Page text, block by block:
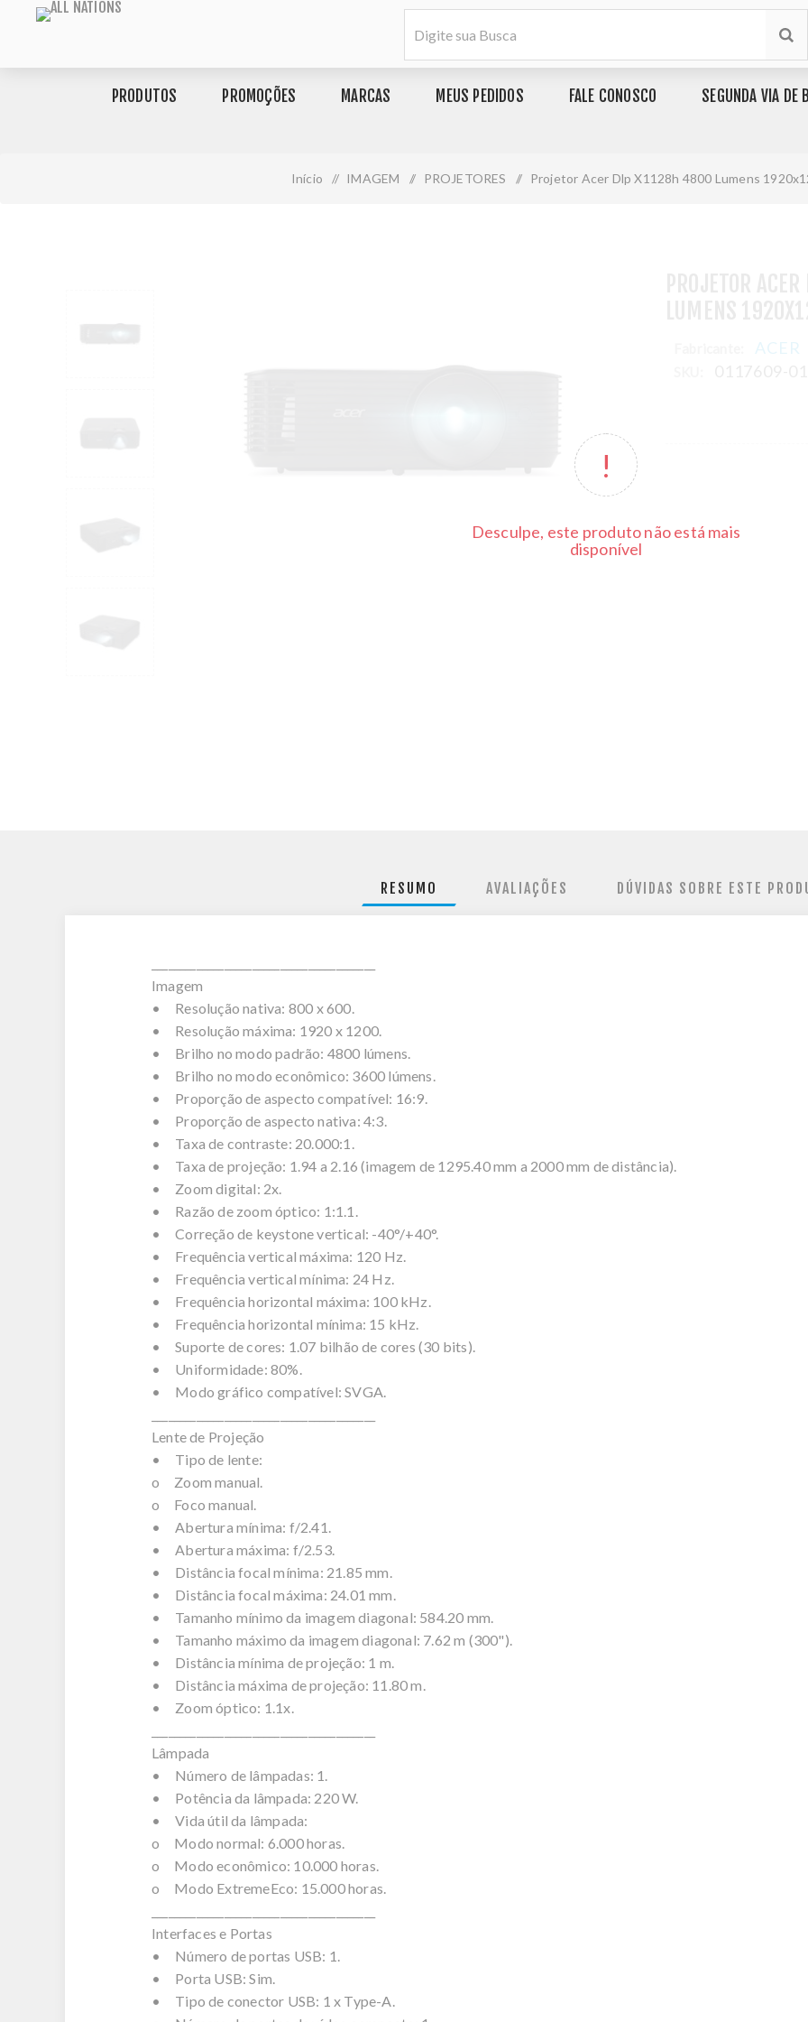
PRODUTOS PROMOÇÕES MARCAS MEUS PEDIDOS FALE CONOSCO SEGUNDA VIA DE
Início / IMAGEM / PROJETORES / Projetor Acer Dlp X1128h 4800 Lumens
Desculpe, este produto não está mais
disponível
ACER
RESUMO AVALIAÇÕES DÚVIDAS SOBRE ESTE
Imagem
• Resolução nativa: 800 x 600.
• Resolução máxima: 1920 x 1200.
• Brilho no modo padrão: 4800 lúmens.
• Brilho no modo econômico: 3600 lúmens.
• Proporção de aspecto compatível: 16:9.
• Proporção de aspecto nativa: 4:3.
• Taxa de contraste: 20.000:1.
• Taxa de projeção: 1.94 a 2.16 (imagem de 1295.40 mm a 2000 mm de distância).
• Zoom digital: 2x.
• Razão de zoom óptico: 1:1.1.
• Correção de keystone vertical: -40°/+40°.
• Frequência vertical máxima: 120 Hz.
• Frequência vertical mínima: 24 Hz.
• Frequência horizontal máxima: 100 kHz.
• Frequência horizontal mínima: 15 kHz.
• Suporte de cores: 1.07 bilhão de cores (30 bits).
• Uniformidade: 80%.
• Modo gráfico compatível: SVGA.
Lente de Projeção
• Tipo de lente:
o Zoom manual.
o Foco manual.
• Abertura mínima: f/2.41.
• Abertura máxima: f/2.53.
• Distância focal mínima: 21.85 mm.
• Distância focal máxima: 24.01 mm.
• Tamanho mínimo da imagem diagonal: 584.20 mm.
• Tamanho máximo da imagem diagonal: 7.62 m (300").
• Distância mínima de projeção: 1 m.
• Distância máxima de projeção: 11.80 m.
• Zoom óptico: 1.1x.
Lâmpada
• Número de lâmpadas: 1.
• Potência da lâmpada: 220 W.
• Vida útil da lâmpada:
o Modo normal: 6.000 horas.
o Modo econômico: 10.000 horas.
o Modo ExtremeEco: 15.000 horas.
Interfaces e Portas
• Número de portas USB: 1.
• Porta USB: Sim.
• Tipo de conector USB: 1 x Type-A.